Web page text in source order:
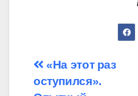
Навигация
«На этот раз
оступился».